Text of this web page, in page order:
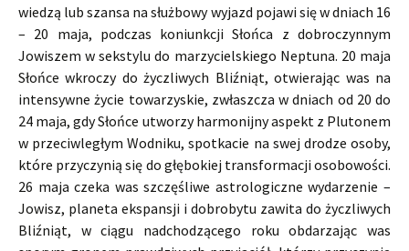
wiedzą lub szansa na służbowy wyjazd pojawi się w dniach 16
– 20 maja, podczas koniunkcji Słońca z dobroczynnym
Jowiszem w sekstylu do marzycielskiego Neptuna. 20 maja
Słońce wkroczy do życzliwych Bliźniąt, otwierając was na
intensywne życie towarzyskie, zwłaszcza w dniach od 20 do
24 maja, gdy Słońce utworzy harmonijny aspekt z Plutonem
w przeciwległym Wodniku, spotkacie na swej drodze osoby,
które przyczynią się do głębokiej transformacji osobowości.
26 maja czeka was szczęśliwe astrologiczne wydarzenie –
Jowisz, planeta ekspansji i dobrobytu zawita do życzliwych
Bliźniąt, w ciągu nadchodzącego roku obdarzając was